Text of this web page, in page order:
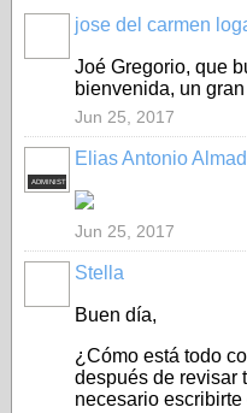
jose del carmen
Joé Gregorio, que
bienvenida, un
Jun 25, 2017
ADMINISTRADOR
Elias Antonio
Jun 25, 2017
Stella
Buen día,
¿Cómo está todo
después de revisar
necesario